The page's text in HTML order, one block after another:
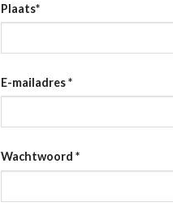
Plaats*
E-mailadres*
Wachtwoord *